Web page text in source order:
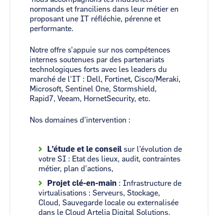
normands et franciliens dans leur métier en
proposant une IT réfléchie, pérenne et
performante.
Notre offre s'appuie sur nos compétences
internes soutenues par des partenariats
technologiques forts avec les leaders du
marché de l'IT : Dell, Fortinet, Cisco/Meraki,
Microsoft, Sentinel One, Stormshield,
Rapid7, Veeam, HornetSecurity, etc.
Nos domaines d'intervention :
L’étude et le conseil sur l’évolution de
votre SI : Etat des lieux, audit, contraintes
métier, plan d'actions,
Projet clé-en-main : Infrastructure de
virtualisations : Serveurs, Stockage,
Cloud, Sauvegarde locale ou externalisée
dans le Cloud Artelia Digital Solutions.